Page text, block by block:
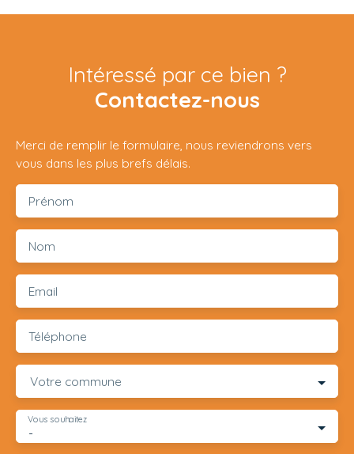
Intéressé par ce bien ?
Contactez-nous
Merci de remplir le formulaire, nous reviendrons vers
vous dans les plus brefs délais.
Prénom
Nom
Email
Téléphone
Votre commune
-
Vous souhaitez